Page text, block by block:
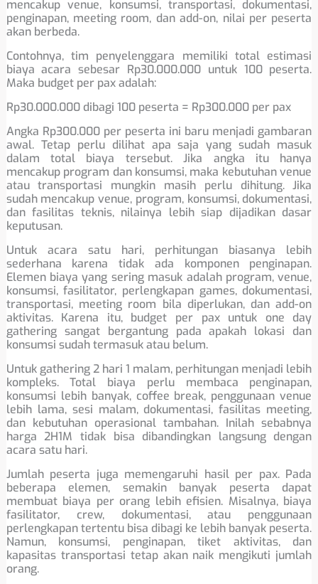
mencakup venue, konsumsi, transportasi, dokumentasi,
penginapan, meeting room, dan add-on, nilai per peserta
akan berbeda.
Contohnya, tim penyelenggara memiliki total estimasi
biaya acara sebesar Rp30.000.000 untuk 100 peserta.
Maka budget per pax adalah:
Rp30.000.000 dibagi 100 peserta = Rp300.000 per pax
Angka Rp300.000 per peserta ini baru menjadi gambaran
awal. Tetap perlu dilihat apa saja yang sudah masuk
dalam total biaya tersebut. Jika angka itu hanya
mencakup program dan konsumsi, maka kebutuhan venue
atau transportasi mungkin masih perlu dihitung. Jika
sudah mencakup venue, program, konsumsi, dokumentasi,
dan fasilitas teknis, nilainya lebih siap dijadikan dasar
keputusan.
Untuk acara satu hari, perhitungan biasanya lebih
sederhana karena tidak ada komponen penginapan.
Elemen biaya yang sering masuk adalah program, venue,
konsumsi, fasilitator, perlengkapan games, dokumentasi,
transportasi, meeting room bila diperlukan, dan add-on
aktivitas. Karena itu, budget per pax untuk one day
gathering sangat bergantung pada apakah lokasi dan
konsumsi sudah termasuk atau belum.
Untuk gathering 2 hari 1 malam, perhitungan menjadi lebih
kompleks. Total biaya perlu membaca penginapan,
konsumsi lebih banyak, coffee break, penggunaan venue
lebih lama, sesi malam, dokumentasi, fasilitas meeting,
dan kebutuhan operasional tambahan. Inilah sebabnya
harga 2H1M tidak bisa dibandingkan langsung dengan
acara satu hari.
Jumlah peserta juga memengaruhi hasil per pax. Pada
beberapa elemen, semakin banyak peserta dapat
membuat biaya per orang lebih efisien. Misalnya, biaya
fasilitator, crew, dokumentasi, atau penggunaan
perlengkapan tertentu bisa dibagi ke lebih banyak peserta.
Namun, konsumsi, penginapan, tiket aktivitas, dan
kapasitas transportasi tetap akan naik mengikuti jumlah
orang.